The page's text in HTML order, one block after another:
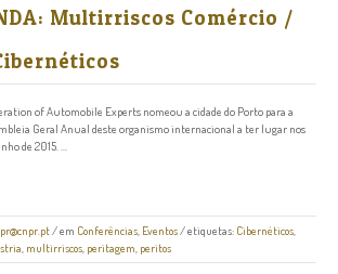
Multirriscos Comércio /
of Automobile Experts nomeou a cidade do Porto para a
Geral Anual deste organismo internacional a ter lugar nos
de 2015. ...
/ em Conferências, Eventos/ etiquetas: Cibernéticos,
, multirriscos, peritagem, peritos